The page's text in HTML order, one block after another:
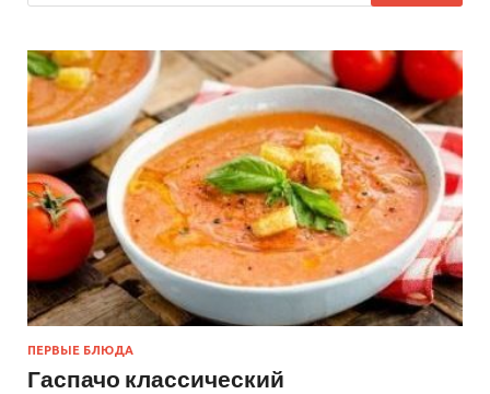
ПЕРВЫЕ БЛЮДА
Гаспачо классический